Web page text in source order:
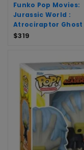
Funko Pop Movies:
Jurassic World :
Atrociraptor Ghost
$319